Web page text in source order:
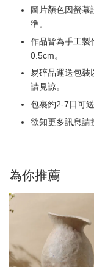
圖片顏色因螢幕
準。
作品皆為手工製
0.5cm。
易碎品運送包裝
請見諒。
包裹約2-7日可
欲知更多訊息請
為你推薦